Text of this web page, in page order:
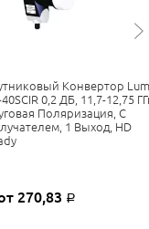
Конвертор
0,2 ДБ, 11,7-12,75
Поляризация, С
1 Выход, HD
270,83 Р